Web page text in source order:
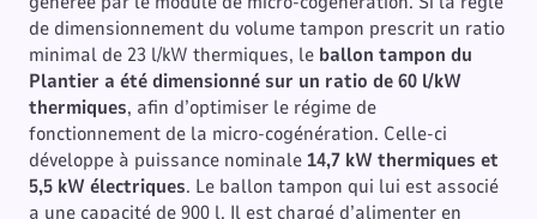
de dimensionnement du volume tampon prescrit un ratio
minimal de 23 l/kW thermiques, le ballon tampon du
Plantier a été dimensionné sur un ratio de 60 l/kW
thermiques, afin d’optimiser le régime de
fonctionnement de la micro-cogénération. Celle-ci
développe à puissance nominale14,7 kW thermiques et
5,5 kW électriques. Le ballon tampon qui lui est associé
a une capacité de 900 l. Il est chargé d’alimenter en